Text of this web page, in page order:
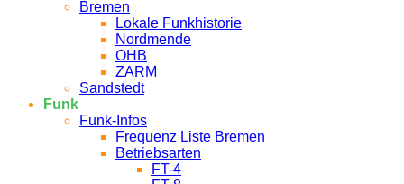
Bremen
Lokale Funkhistorie
Nordmende
OHB
ZARM
Sandstedt
Funk
Funk-Infos
Frequenz Liste Bremen
Betriebsarten
FT-4